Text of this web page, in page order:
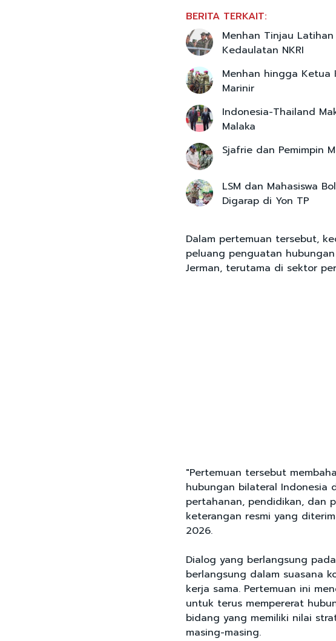
BERITA TERKAIT:
Menhan Tinjau
Kedaulatan NKRI
Menhan hingga Ketua
Marinir
Indonesia-Thailand
Malaka
Sjafrie dan Pemimpin
LSM dan Mahasiswa
Digarap di Yon TP
Dalam pertemuan tersebut,
peluang penguatan
Jerman, terutama di sektor
"Pertemuan tersebut
hubungan bilateral Indonesia
pertahanan, pendidikan, dan
keterangan resmi yang
2026.
Dialog yang berlangsung
berlangsung dalam suasana
kerja sama. Pertemuan ini
untuk terus mempererat
bidang yang memiliki nilai
masing-masing.